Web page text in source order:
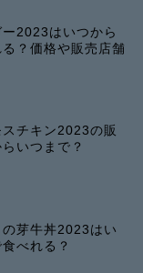
2023はいつから
？価格や販売店舗
チキン2023の販
いつまで？
芽牛丼2023はい
べれる？